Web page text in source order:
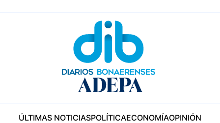
ÚLTIMAS NOTICIASPOLÍTICAECONOMÍAOPINIÓN